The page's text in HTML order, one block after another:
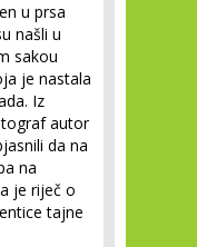
u prsa
našli u
sakou
je nastala
Iz
autor
da na
na
je riječ o
tajne